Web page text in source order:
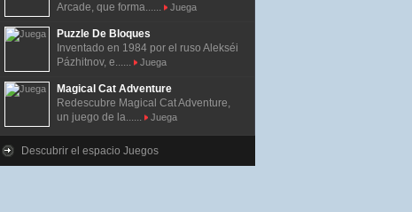
Arcade, que forma......
Juega
Puzzle De Bloques
Inventado en 1984 por el ruso Alekséi
Pázhitnov, e......
Juega
Magical Cat Adventure
Redescubre Magical Cat Adventure,
un juego de la......
Juega
Descubrir el espacio Juegos